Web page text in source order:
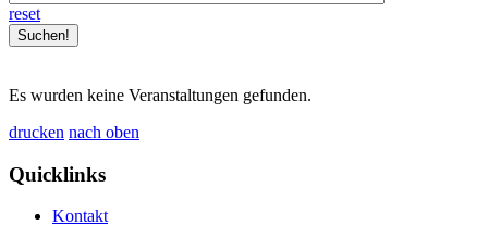
reset
Es wurden keine Veranstaltungen gefunden.
drucken nach oben
Quicklinks
Kontakt